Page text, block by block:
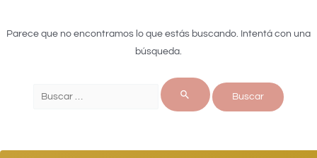
Parece que no encontramos lo que estás buscando. Intentá con una
búsqueda.